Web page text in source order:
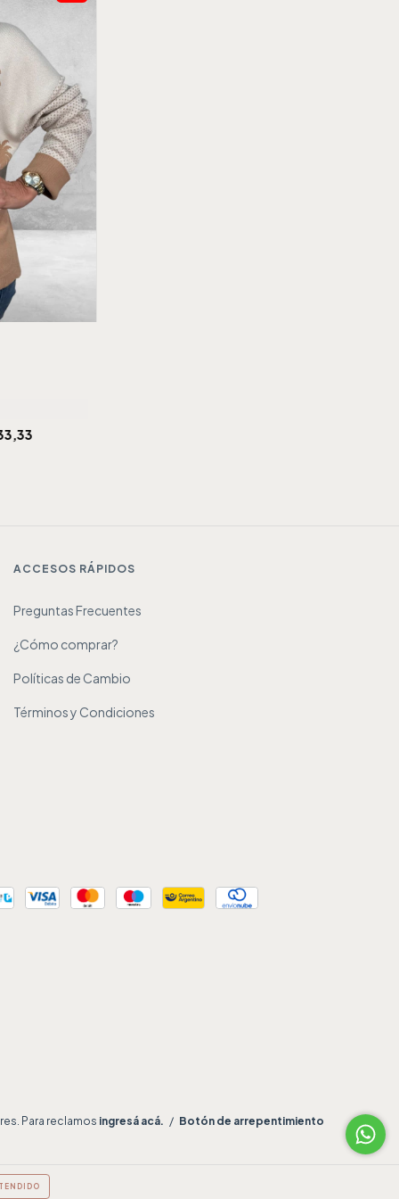
ACCESOS RÁPIDOS
Preguntas Frecuentes
¿Cómo comprar?
Políticas de Cambio
Términos y Condiciones
Para reclamos ingresá acá. / Botón de arrepentimiento